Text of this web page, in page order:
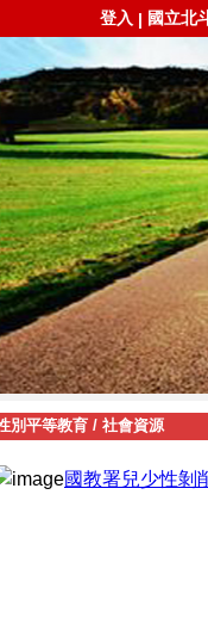
登入 | 國立北
別平等教育 / 社會資源
國教署兒少性剝